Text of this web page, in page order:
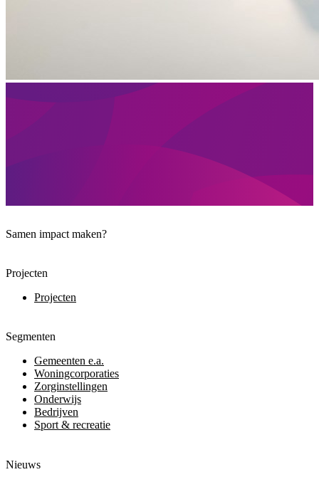
Samen impact maken?
Projecten
Projecten
Segmenten
Gemeenten e.a.
Woningcorporaties
Zorginstellingen
Onderwijs
Bedrijven
Sport & recreatie
Nieuws